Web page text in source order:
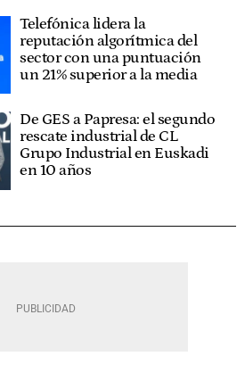
Telefónica lidera la
reputación algorítmica del
sector con una puntuación
un 21% superior a la media
De GES a Papresa: el segundo
rescate industrial de CL
Grupo Industrial en Euskadi
en 10 años